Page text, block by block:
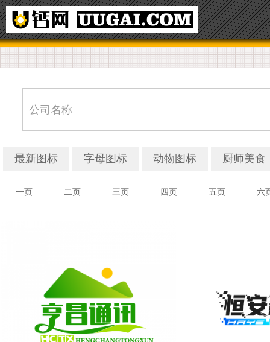
最新图标 字母图标 动物图标 厨师美食
一页 二页 三页 四页 五页 六